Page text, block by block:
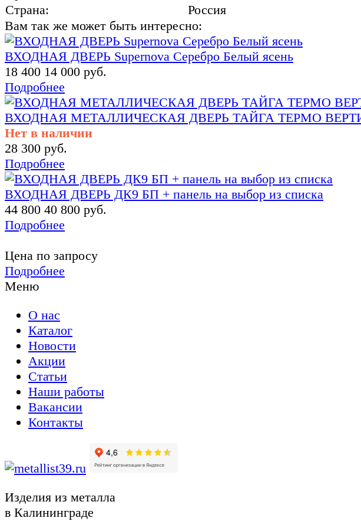
Страна:
Россия
Вам так же может быть интересно:
ВХОДНАЯ ДВЕРЬ Supernova Серебро Белый ясень
18 400 14 000 руб.
Подробнее
ВХОДНАЯ МЕТАЛЛИЧЕСКАЯ ДВЕРЬ ТАЙГА ТЕРМО
Нет в наличии
28 300 руб.
Подробнее
ВХОДНАЯ ДВЕРЬ ДК9 БП + панель на выбор из списка
44 800 40 800 руб.
Подробнее
Цена по запросу
Подробнее
Меню
О нас
Каталог
Новости
Акции
Статьи
Наши работы
Вакансии
Контакты
Изделия из металла
в Калининграде